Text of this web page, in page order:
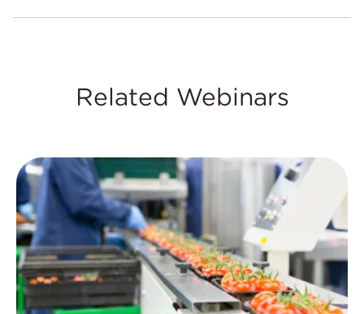
Related Webinars